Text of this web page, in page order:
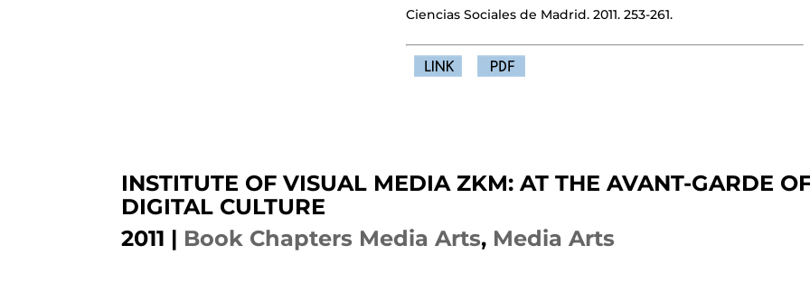
Ciencias Sociales de Madrid. 2011. 253-261.
INSTITUTE OF VISUAL MEDIA ZKM: AT THE AVANT-GARDE
DIGITAL CULTURE
2011 | Book Chapters Media Arts, Media Arts